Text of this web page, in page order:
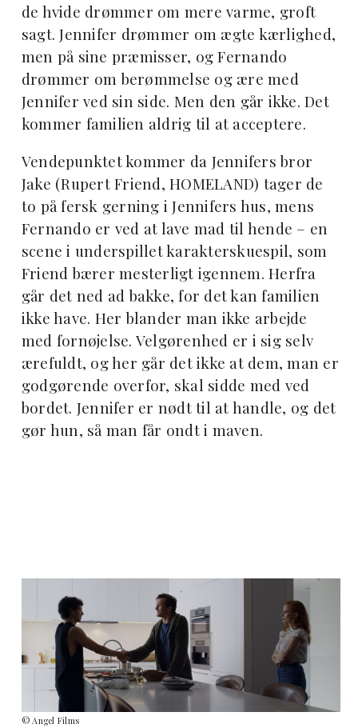
de hvide drømmer om mere varme, groft
sagt. Jennifer drømmer om ægte kærlighed,
men på sine præmisser, og Fernando
drømmer om berømmelse og ære med
Jennifer ved sin side. Men den går ikke. Det
kommer familien aldrig til at acceptere.
Vendepunktet kommer da Jennifers bror
Jake (Rupert Friend, HOMELAND) tager de
to på fersk gerning i Jennifers hus, mens
Fernando er ved at lave mad til hende – en
scene i underspillet karakterskuespil, som
Friend bærer mesterligt igennem. Herfra
går det ned ad bakke, for det kan familien
ikke have. Her blander man ikke arbejde
med fornøjelse. Velgørenhed er i sig selv
ærefuldt, og her går det ikke at dem, man er
godgørende overfor, skal sidde med ved
bordet. Jennifer er nødt til at handle, og det
gør hun, så man får ondt i maven.
© Angel Films